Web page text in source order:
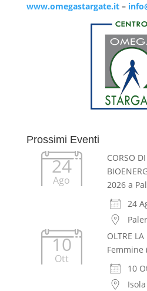
www.omegastargate.it–
Prossimi Eventi
24
Ago
CORSO
2026 a
24
10
Ott
OLTRE
Femmine
10